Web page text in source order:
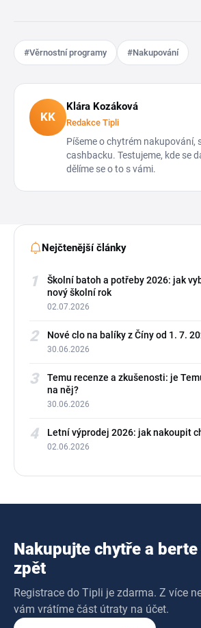
#Věrnostní programy #Nakupování
KK
Klára Kozáková
Redakce Tipli
Píšeme o chytrém nakupování,
cashbacku. Testujeme, kde se
dělíme se o to s vámi.
Nejčtenější články
1
Školní batoh a potřeby 2026: jak
nový školní rok
02.07.2026
2 Nové clo na balíky z Číny od 1. 7.
30.06.2026
3
Temu recenze a zkušenosti: je
na něj?
30.06.2026
4 Letní výprodej 2026: jak nakoupit
02.06.2026
Nakupujte chytře a
zpět
Registrace do Tipli je zdarma. Z více
vám vrátíme část útraty na účet.